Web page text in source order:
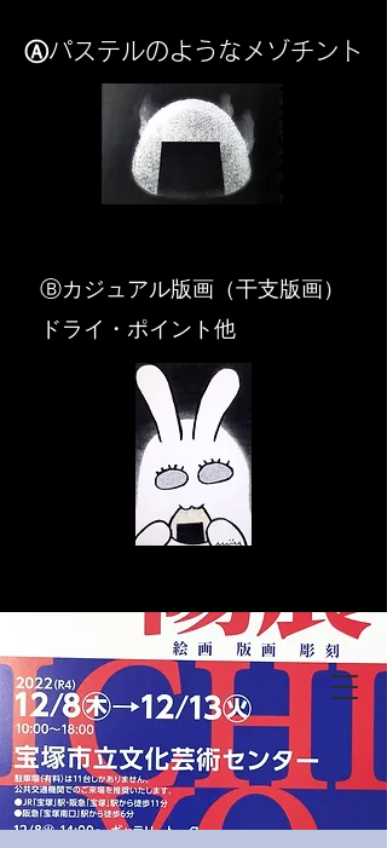
Ⓐパステルのようなメゾチント
​Ⓑカジュアル版画（干支版画）
ドライ・ポイント他
© Copyright